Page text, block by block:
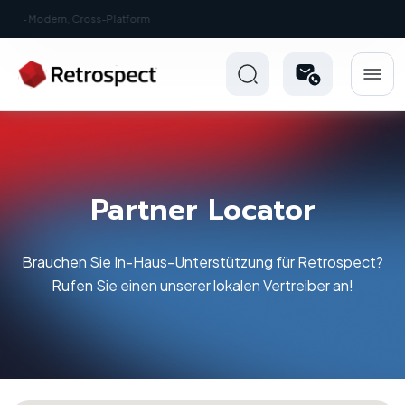
New: Retrospect 20.0.1
Partner Locator
Brauchen Sie In-Haus-Unterstützung für Retrospect?
Rufen Sie einen unserer lokalen Vertreiber an!